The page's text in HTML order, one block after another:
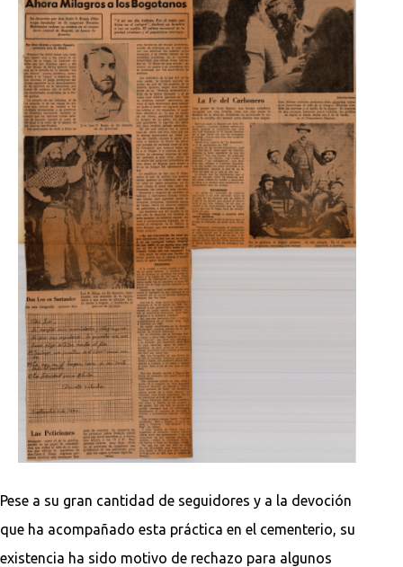
Pese a su gran cantidad de seguidores y a la devoción
que ha acompañado esta práctica en el cementerio, su
existencia ha sido motivo de rechazo para algunos